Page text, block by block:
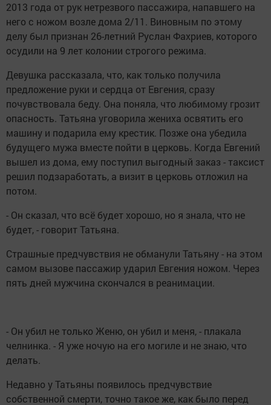
2013 года от рук нетрезвого пассажира, напавшего на
него с ножом возле дома 2/11. Виновным по этому
делу был признан 26-летний Руслан Фахриев, которого
осудили на 9 лет колонии строгого режима.
Девушка рассказала, что, как только получила
предложение руки и сердца от Евгения, сразу
почувствовала беду. Она поняла, что любимому грозит
опасность. Татьяна уговорила жениха освятить его
машину и подарила ему крестик. Позже она убедила
будущего мужа вместе пойти в церковь. Когда Евгений
вышел из дома, ему поступил выгодный заказ - таксист
решил подзаработать, а визит в церковь отложил на
потом.
- Он сказал, что всё будет хорошо, но я знала, что не
будет, - говорит Татьяна.
Страшные предчувствия не обманули Татьяну - на этом
самом вызове пассажир ударил Евгения ножом. Через
пять дней мужчина скончался в реанимации.
- Он убил не только Женю, он убил и меня, - плакала
челнинка. - Я уже ночую на его могиле и не знаю, что
делать.
Недавно у Татьяны появилось предчувствие
собственной смерти, точно такое же, как было перед